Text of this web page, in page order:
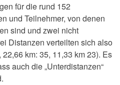
für die rund 152
und Teilnehmer, von denen
sind und zwei nicht
Distanzen verteilten sich also
km: 35, 11,33 km 23). Es
auch die „Unterdistanzen“